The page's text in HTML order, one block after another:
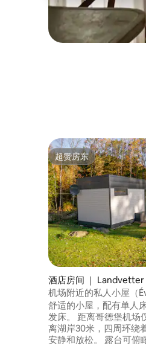
超赞房东
超赞房东
酒店房间 ｜ Landvetter
机场附近的私人小屋（
舒适的小屋，配有单人
发床。 距离哥德堡机场仅
离湖岸30米，四周环绕
安静和放松。 露台可俯瞰湖泊的壮丽全